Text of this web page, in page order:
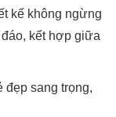
kế không ngừng
kết hợp giữa
đẹp sang trọng,